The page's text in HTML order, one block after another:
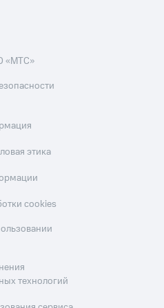
«МТС»
этика
cookies
технологий